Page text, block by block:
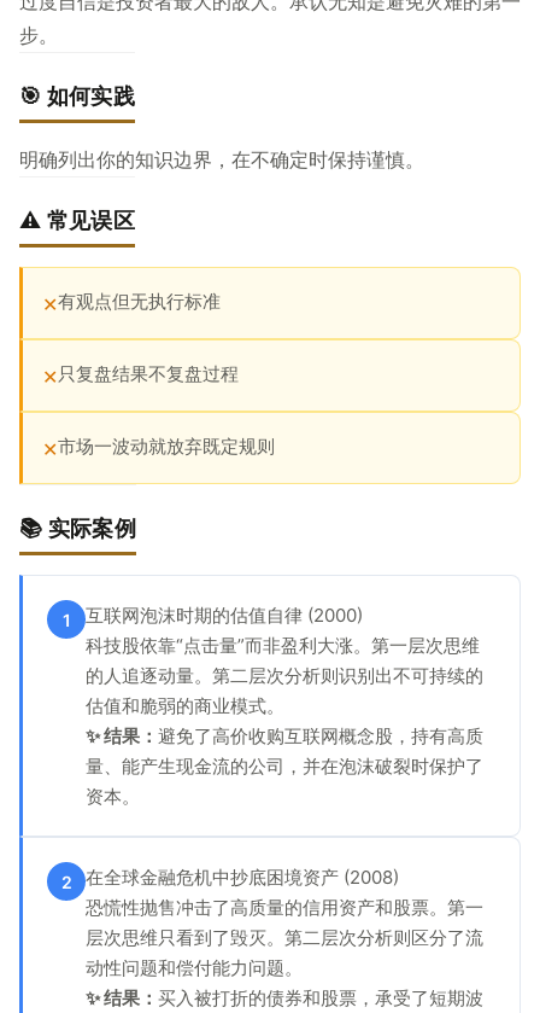
步。
🎯 如何实践
明确列出你的知识边界，在不确定时保持谨慎。
⚠️ 常见误区
✕有观点但无执行标准
✕只复盘结果不复盘过程
✕市场一波动就放弃既定规则
📚 实际案例
1
互联网泡沫时期的估值自律 (2000)
科技股依靠“点击量”而非盈利大涨。第一层次思维
的人追逐动量。第二层次分析则识别出不可持续的
估值和脆弱的商业模式。
✨ 结果： 避免了高价收购互联网概念股，持有高质
量、能产生现金流的公司，并在泡沫破裂时保护了
资本。
2
在全球金融危机中抄底困境资产 (2008)
恐慌性抛售冲击了高质量的信用资产和股票。第一
层次思维只看到了毁灭。第二层次分析则区分了流
动性问题和偿付能力问题。
✨ 结果： 买入被打折的债券和股票，承受了短期波